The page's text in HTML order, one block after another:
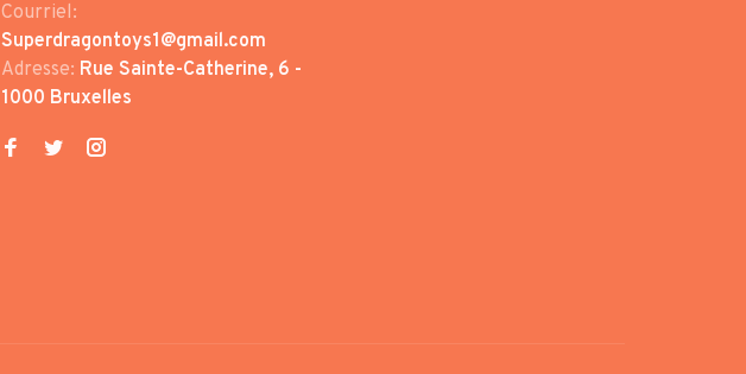
Courriel:
Superdragontoys1@gmail.com
Adresse: Rue Sainte-Catherine, 6 -
1000 Bruxelles